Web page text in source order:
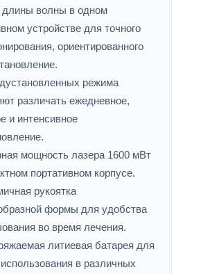
длины волны в одном
устройстве для точного
ориентированного
режима
различать ежедневное,
и интенсивное
мощность лазера 1600 мВт
портативном корпусе.
рукоятка
формы для удобства
во время лечения.
литиевая батарея для
использования в различных